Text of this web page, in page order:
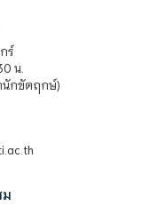
ร์
น.
นักขัตฤกษ์)
ม